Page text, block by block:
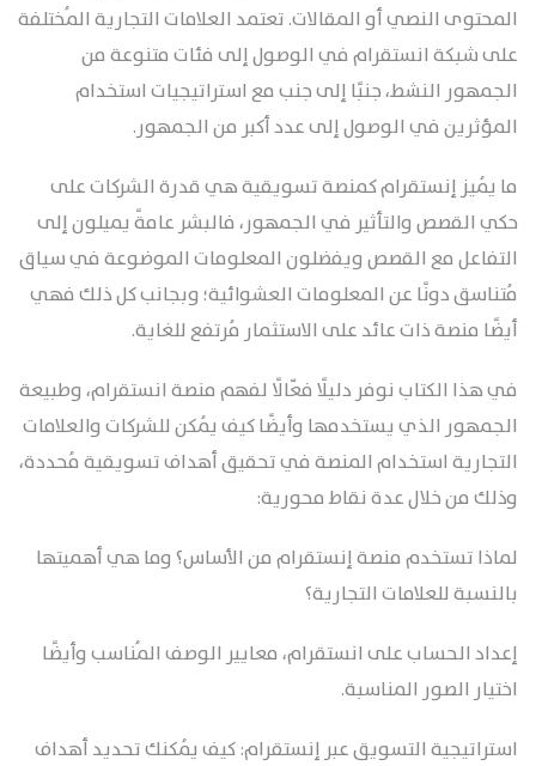
المحتوى النصي أو المقالات. تعتمد العلامات التجارية المُختلفة
على شبكة انستقرام في الوصول إلى فئات متنوعة من
الجمهور النشط، جنبًا إلى جنب مع استراتيجيات استخدام
المؤثرين في الوصول إلى عدد أكبر من الجمهور.
ما يُميز إنستقرام كمنصة تسويقية هي قدرة الشركات على
حكي القصص والتأثير في الجمهور، فالبشر عامةً يميلون إلى
التفاعل مع القصص ويفضلون المعلومات الموضوعة في سياق
مُتناسق دونًا عن المعلومات العشوائية؛ وبجانب كل ذلك فهي
أيضًا منصة ذات عائد على الاستثمار مُرتفع للغاية.
في هذا الكتاب نوفر دليلًا فعّالًا لفهم منصة انستقرام، وطبيعة
الجمهور الذي يستخدمها وأيضًا كيف يُمكن للشركات والعلامات
التجارية استخدام المنصة في تحقيق أهداف تسويقية مُحددة،
وذلك من خلال عدة نقاط محورية:
لماذا تستخدم منصة إنستقرام من الأساس؟ وما هي أهميتها
بالنسبة للعلامات التجارية؟
إعداد الحساب على انستقرام، معايير الوصف المُناسب وأيضًا
اختيار الصور المناسبة.
استراتيجية التسويق عبر إنستقرام: كيف يُمكنك تحديد أهداف